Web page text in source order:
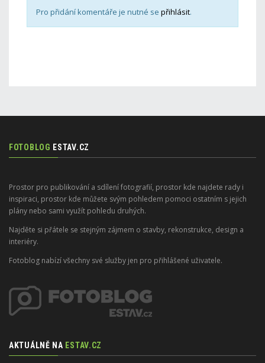
Pro přidání komentáře je nutné se přihlásit.
FOTOBLOG ESTAV.CZ
Prostor pro publikování a sdílení fotografií, prostor kde najdete rady i
inspiraci, prostor kde můžete svým pohledem pomoci ostatním s jejich
plány nebo sami využít pohledu druhých.
Najděte si přátele se stejným zájmem o stavby, rekonstrukce, design a
interiéry.
Fotoblog nabízí všechny své služby jen pro přihlášené uživatele.
AKTUÁLNĚ NA ESTAV.CZ